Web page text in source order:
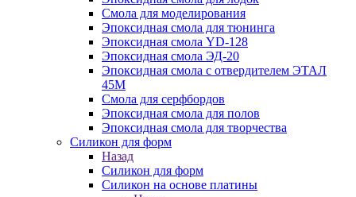
Смола для моделирования
Эпоксидная смола для тюнинга
Эпоксидная смола YD-128
Эпоксидная смола ЭД-20
Эпоксидная смола с отвердителем ЭТАЛ
45М
Смола для серфбордов
Эпоксидная смола для полов
Эпоксидная смола для творчества
Силикон для форм
Назад
Силикон для форм
Силикон на основе платины